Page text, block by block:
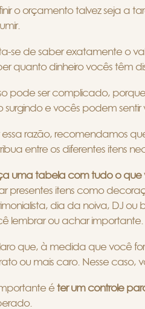
o orçamento talvez seja a
se de saber exatamente o
quanto dinheiro vocês têm
pode ser complicado,
surgindo e vocês podem
essa razão, recomendamos
entre os diferentes itens
uma tabela com tudo o que
presentes itens como
dia da noiva, DJ ou
lembrar ou achar importante.
que, à medida que você
ou mais caro. Nesse caso,
é ter um controle